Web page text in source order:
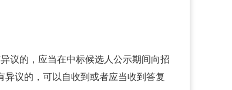
议的，应当在中标候选人公示期间向招
议的，可以自收到或者应当收到答复